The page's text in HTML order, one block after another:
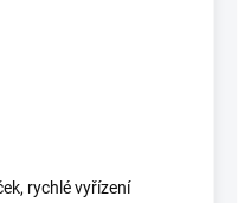
rychlé vyřízení